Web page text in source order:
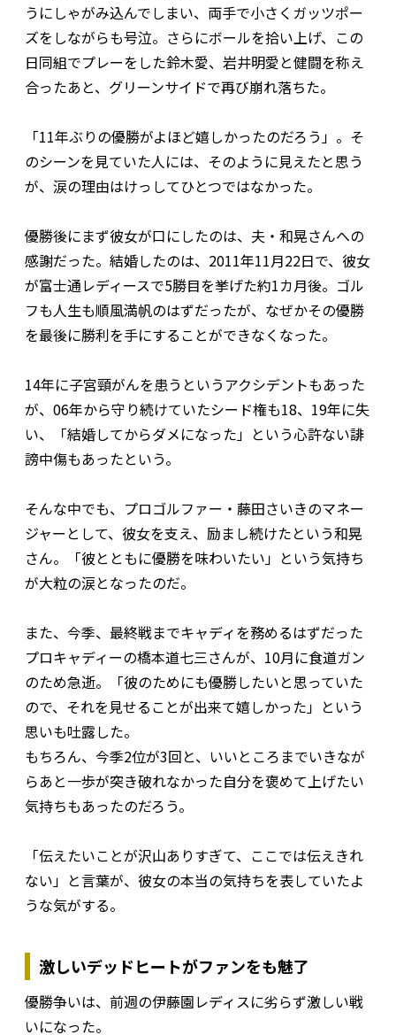
うにしゃがみ込んでしまい、両手で小さくガッツポー
ズをしながらも号泣。さらにボールを拾い上げ、この
日同組でプレーをした鈴木愛、岩井明愛と健闘を称え
合ったあと、グリーンサイドで再び崩れ落ちた。
「11年ぶりの優勝がよほど嬉しかったのだろう」。そ
のシーンを見ていた人には、そのように見えたと思う
が、涙の理由はけっしてひとつではなかった。
優勝後にまず彼女が口にしたのは、夫・和晃さんへの
感謝だった。結婚したのは、2011年11月22日で、彼女
が富士通レディースで5勝目を挙げた約1カ月後。ゴル
フも人生も順風満帆のはずだったが、なぜかその優勝
を最後に勝利を手にすることができなくなった。
14年に子宮頸がんを患うというアクシデントもあった
が、06年から守り続けていたシード権も18、19年に失
い、「結婚してからダメになった」という心許ない誹
謗中傷もあったという。
そんな中でも、プロゴルファー・藤田さいきのマネー
ジャーとして、彼女を支え、励まし続けたという和晃
さん。「彼とともに優勝を味わいたい」という気持ち
が大粒の涙となったのだ。
また、今季、最終戦までキャディを務めるはずだった
プロキャディーの橋本道七三さんが、10月に食道ガン
のため急逝。「彼のためにも優勝したいと思っていた
ので、それを見せることが出来て嬉しかった」という
思いも吐露した。
もちろん、今季2位が3回と、いいところまでいきなが
らあと一歩が突き破れなかった自分を褒めて上げたい
気持ちもあったのだろう。
「伝えたいことが沢山ありすぎて、ここでは伝えきれ
ない」と言葉が、彼女の本当の気持ちを表していたよ
うな気がする。
激しいデッドヒートがファンをも魅了
優勝争いは、前週の伊藤園レディスに劣らず激しい戦
いになった。